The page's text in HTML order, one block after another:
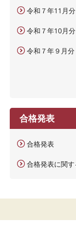
令和７年11月分
令和７年10月分
令和７年９月分
合格発表
合格発表
合格発表に関